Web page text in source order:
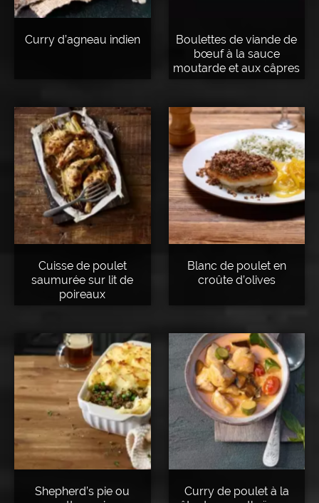
Curry d’agneau indien
Boulettes de viande de
bœuf à la sauce
moutarde et aux câpres
Cuisse de poulet
saumurée sur lit de
poireaux
Blanc de poulet en
croûte d’olives
Shepherd’s pie ou
Curry de poulet à la